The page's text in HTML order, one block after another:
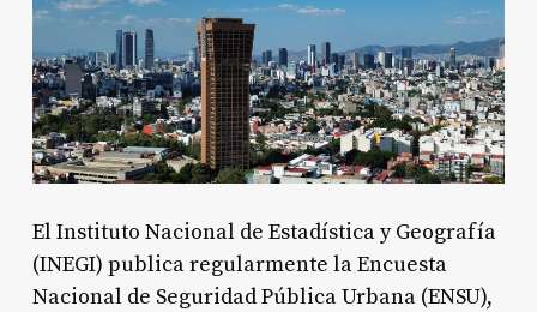
El Instituto Nacional de Estadística y Geografía
(INEGI) publica regularmente la Encuesta
Nacional de Seguridad Pública Urbana (ENSU),